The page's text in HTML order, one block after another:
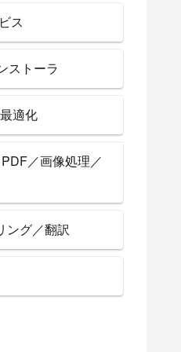
ス
ストーラ
適化
／画像処理／
ング／翻訳